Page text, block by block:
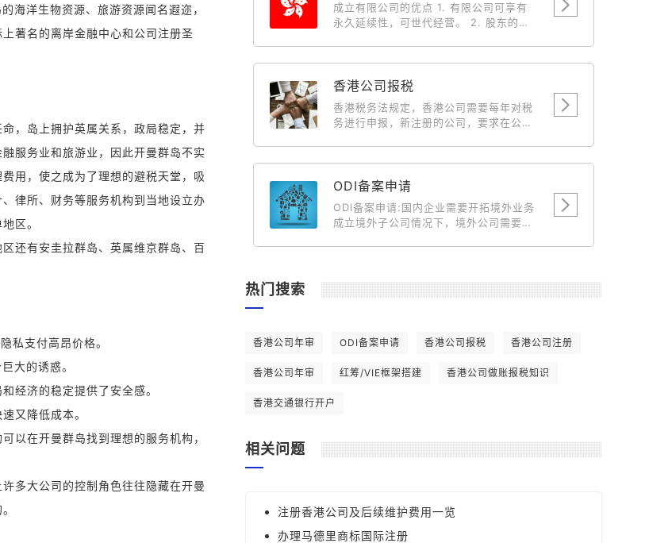
海洋生物资源、旅游资源闻名遐迩，
著名的离岸金融中心和公司注册圣
，岛上拥护英属关系，政局稳定，并
服务业和旅游业，因此开曼群岛不实
用，使之成为了理想的避税天堂，吸
律所、财务等服务机构到当地设立办
地区。
还有安圭拉群岛、英属维京群岛、百
私支付高昂价格。
大的诱惑。
经济的稳定提供了安全感。
又降低成本。
在开曼群岛找到理想的服务机构，
多大公司的控制角色往往隐藏在开曼
。
成立有限公司的优点 1. 有限公司可享有
永久延续性，可世代经营。 2. 股东的私
各股东(投资者)之权益，因此较容易集合
资金。 4. 成立有限公司后，中国、台湾
务签証将获优先考虑。 5. 有限公司的债
务有限，经营生意上的风险，一概不会牵
7. 以有限公司经营业务，可以给与客户、
供应商及银行良好印象，有助业务发展。
成立有限公司的税务优惠 1. 可全数扣除
董事 (东主) 及其配偶之薪金可作为支出
全球最低。 6. 可全数扣除支出如楼宇和
之折旧免税额。
香港公司报税
香港税务法规定，香港公司需要每年对税
务进行申报，新注册的公司，要求在公司
港公司每年需要申报一次税务情况。
ODI备案申请
ODI备案申请:国内企业需要开拓境外业务
成立境外子公司情况下，境外公司需要国
委发起申请对这笔资金的汇出做合规合法
化说明。
热门搜索
香港公司年审 ODI备案申请 香港公司报税 香港公司注册
香港公司年审 红筹/VIE框架搭建 香港公司做账报税知识
香港交通银行开户
相关问题
注册香港公司及后续维护费用一览
办理马德里商标国际注册